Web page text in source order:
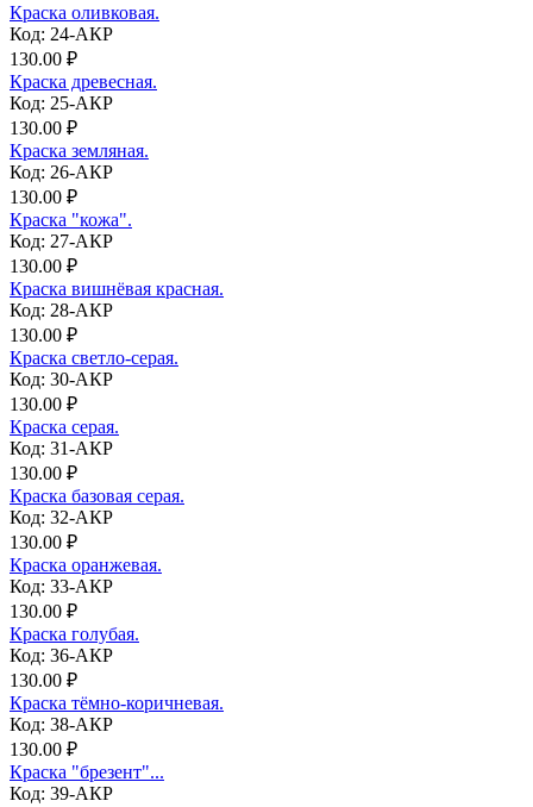
Краска оливковая.
Код: 24-АКР
130.00 ₽
Краска древесная.
Код: 25-АКР
130.00 ₽
Краска земляная.
Код: 26-АКР
130.00 ₽
Краска "кожа".
Код: 27-АКР
130.00 ₽
Краска вишнёвая красная.
Код: 28-АКР
130.00 ₽
Краска светло-серая.
Код: 30-АКР
130.00 ₽
Краска серая.
Код: 31-АКР
130.00 ₽
Краска базовая серая.
Код: 32-АКР
130.00 ₽
Краска оранжевая.
Код: 33-АКР
130.00 ₽
Краска голубая.
Код: 36-АКР
130.00 ₽
Краска тёмно-коричневая.
Код: 38-АКР
130.00 ₽
Краска "брезент"...
Код: 39-АКР